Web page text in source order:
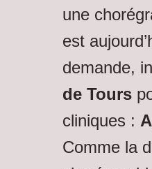
une
est
demande,
de Tours
cliniques :
Comme la